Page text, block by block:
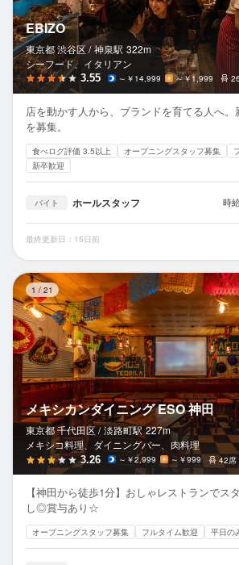
EBIZO
東京都 渋谷区 / 神泉駅 322m
シーフード、イタリアン
3.55 ～￥14,999 ～￥1,999
店を動かす人から、ブランドを育てる人へ
を募集。
食べログ評価 3.5以上 オープニングスタッフ募集
新卒歓迎
バイト ホールスタッフ 時
最終更新日：15日前
1 / 21
メキシカンダイニング ESO 神田
東京都 千代田区 / 淡路町駅 227m
メキシコ料理、ダイニングバー、肉料理
3.26 ～￥2,999 ～￥999 42席
【神田から徒歩1分】おしゃレストランでス
し◎賞与あり☆
オープニングスタッフ募集 フルタイム歓迎 平日の